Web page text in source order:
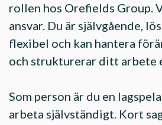
rollen hos Orefields Group.
ansvar. Du är självgående,
flexibel och kan hantera
och strukturerar ditt arbete
Som person är du en
arbeta självständigt. Kort